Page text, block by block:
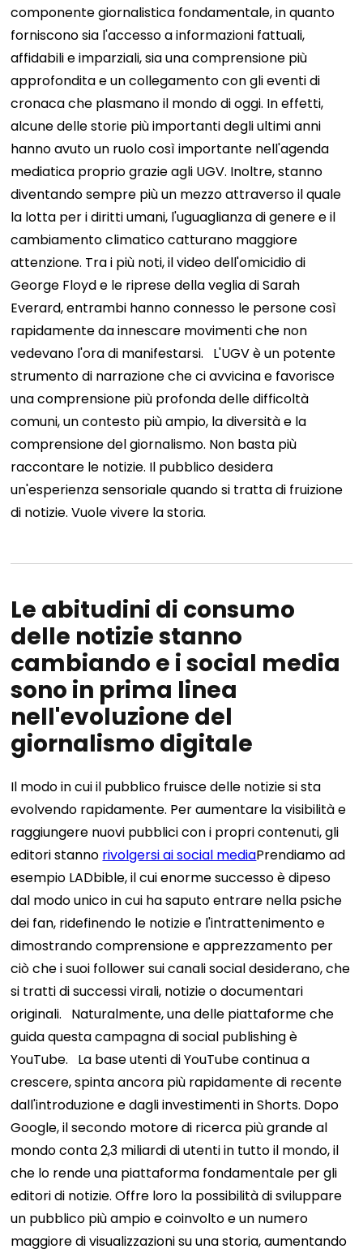
componente giornalistica fondamentale, in quanto
forniscono sia l'accesso a informazioni fattuali,
affidabili e imparziali, sia una comprensione più
approfondita e un collegamento con gli eventi di
cronaca che plasmano il mondo di oggi. In effetti,
alcune delle storie più importanti degli ultimi anni
hanno avuto un ruolo così importante nell'agenda
mediatica proprio grazie agli UGV. Inoltre, stanno
diventando sempre più un mezzo attraverso il quale
la lotta per i diritti umani, l'uguaglianza di genere e il
cambiamento climatico catturano maggiore
attenzione. Tra i più noti, il video dell'omicidio di
George Floyd e le riprese della veglia di Sarah
Everard, entrambi hanno connesso le persone così
rapidamente da innescare movimenti che non
vedevano l'ora di manifestarsi.
L'UGV è un potente
strumento di narrazione che ci avvicina e favorisce
una comprensione più profonda delle difficoltà
comuni, un contesto più ampio, la diversità e la
comprensione del giornalismo. Non basta più
raccontare le notizie. Il pubblico desidera
un'esperienza sensoriale quando si tratta di fruizione
di notizie. Vuole vivere la storia.
Le abitudini di consumo
delle notizie stanno
cambiando e i social media
sono in prima linea
nell'evoluzione del
giornalismo digitale
Il modo in cui il pubblico fruisce delle notizie si sta
evolvendo rapidamente. Per aumentare la visibilità e
raggiungere nuovi pubblici con i propri contenuti, gli
editori stanno rivolgersi ai social mediaPrendiamo ad
esempio LADbible, il cui enorme successo è dipeso
dal modo unico in cui ha saputo entrare nella psiche
dei fan, ridefinendo le notizie e l'intrattenimento e
dimostrando comprensione e apprezzamento per
ciò che i suoi follower sui canali social desiderano, che
si tratti di successi virali, notizie o documentari
originali.
Naturalmente, una delle piattaforme che
guida questa campagna di social publishing è
YouTube.
La base utenti di YouTube continua a
crescere, spinta ancora più rapidamente di recente
dall'introduzione e dagli investimenti in Shorts. Dopo
Google, il secondo motore di ricerca più grande al
mondo conta 2,3 miliardi di utenti in tutto il mondo, il
che lo rende una piattaforma fondamentale per gli
editori di notizie. Offre loro la possibilità di sviluppare
un pubblico più ampio e coinvolto e un numero
maggiore di visualizzazioni su una storia, aumentando